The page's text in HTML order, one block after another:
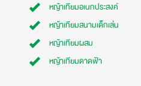
หญ้าเทียมอเนกประสงค์
หญ้าเทียมสนามเด็กเล่น
หญ้าเทียมผสม
หญ้าเทียมดาดฟ้า